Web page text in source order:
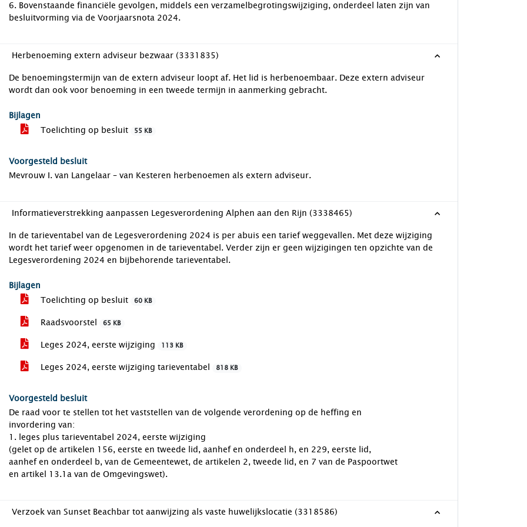
6. Bovenstaande financiële gevolgen, middels een verzamelbegrotingswijziging, onderdeel laten zijn van
besluitvorming via de Voorjaarsnota 2024.
Herbenoeming extern adviseur bezwaar (3331835)
De benoemingstermijn van de extern adviseur loopt af. Het lid is herbenoembaar. Deze extern adviseur
wordt dan ook voor benoeming in een tweede termijn in aanmerking gebracht.
Bijlagen
Toelichting op besluit
55 KB
Voorgesteld besluit
Mevrouw I. van Langelaar – van Kesteren herbenoemen als extern adviseur.
Informatieverstrekking aanpassen Legesverordening Alphen aan den Rijn (3338465)
In de tarieventabel van de Legesverordening 2024 is per abuis een tarief weggevallen. Met deze wijziging
wordt het tarief weer opgenomen in de tarieventabel. Verder zijn er geen wijzigingen ten opzichte van de
Legesverordening 2024 en bijbehorende tarieventabel.
Bijlagen
Toelichting op besluit
60 KB
Raadsvoorstel 65 KB
Leges 2024, eerste wijziging 113 KB
Leges 2024, eerste wijziging tarieventabel 818 KB
Voorgesteld besluit
De raad voor te stellen tot het vaststellen van de volgende verordening op de heffing en
invordering van:
1. leges plus tarieventabel 2024, eerste wijziging
(gelet op de artikelen 156, eerste en tweede lid, aanhef en onderdeel h, en 229, eerste lid,
aanhef en onderdeel b, van de Gemeentewet, de artikelen 2, tweede lid, en 7 van de Paspoortwet
en artikel 13.1a van de Omgevingswet).
Verzoek van Sunset Beachbar tot aanwijzing als vaste huwelijkslocatie (3318586)